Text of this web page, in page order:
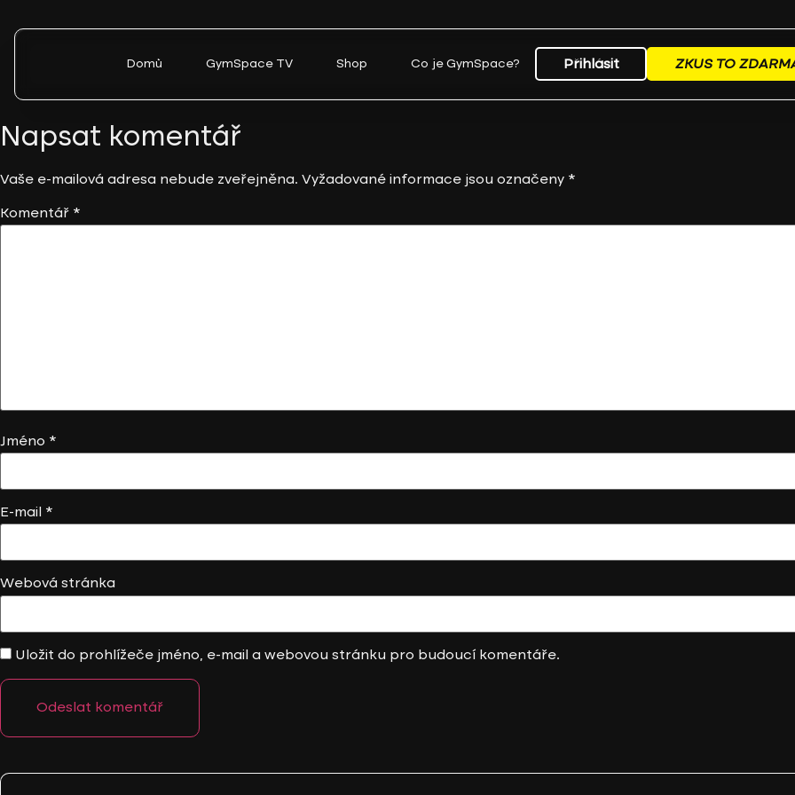
Domů GymSpace TV Shop Co je GymSpace? Přihlásit ZKUS TO
Napsat komentář
Vaše e-mailová adresa nebude zveřejněna. Vyžadované informace jsou označeny *
Komentář *
Jméno *
E-mail *
Webová stránka
Uložit do prohlížeče jméno, e-mail a webovou stránku pro budoucí komentáře.